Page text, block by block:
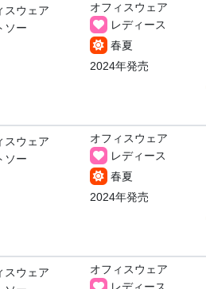
スウェア
ソー
オフィスウェア
レディース
春夏
2024年発売
スウェア
ソー
オフィスウェア
レディース
春夏
2024年発売
スウェア
オフィスウェア